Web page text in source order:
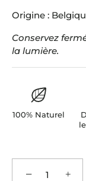
Origine :
Conservez
la lumière.
100% Naturel
− +